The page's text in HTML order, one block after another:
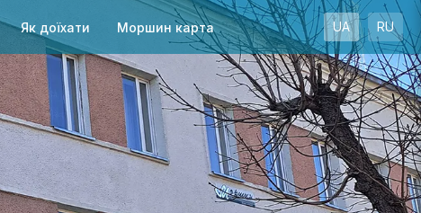
Як доїхати Моршин карта UA RU